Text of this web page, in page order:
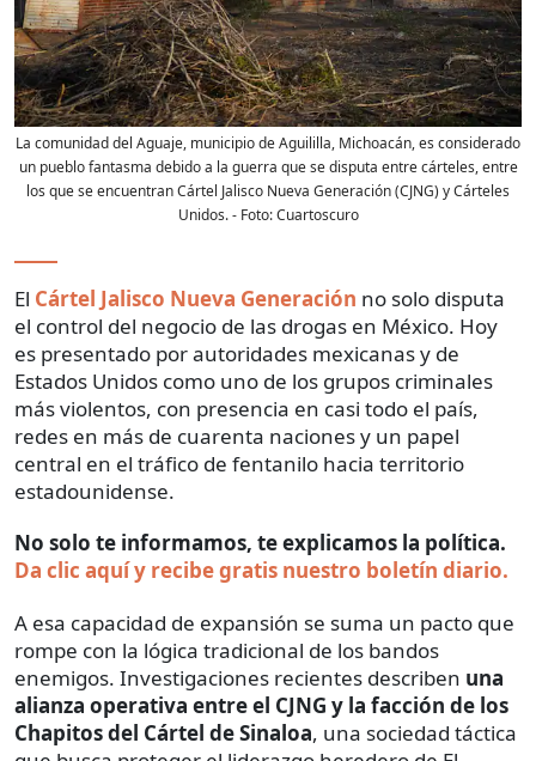
La comunidad del Aguaje, municipio de Aguililla, Michoacán, es considerado
un pueblo fantasma debido a la guerra que se disputa entre cárteles, entre
los que se encuentran Cártel Jalisco Nueva Generación (CJNG) y Cárteles
Unidos.- Foto:Cuartoscuro
El Cártel Jalisco Nueva Generación no solo disputa
el control del negocio de las drogas en México. Hoy
es presentado por autoridades mexicanas y de
Estados Unidos como uno de los grupos criminales
más violentos, con presencia en casi todo el país,
redes en más de cuarenta naciones y un papel
central en el tráfico de fentanilo hacia territorio
estadounidense.
No solo te informamos, te explicamos la política.
Da clic aquí y recibe gratis nuestro boletín diario.
A esa capacidad de expansión se suma un pacto que
rompe con la lógica tradicional de los bandos
enemigos. Investigaciones recientes describen una
alianza operativa entre el CJNG y la facción de los
Chapitos del Cártel de Sinaloa, una sociedad táctica